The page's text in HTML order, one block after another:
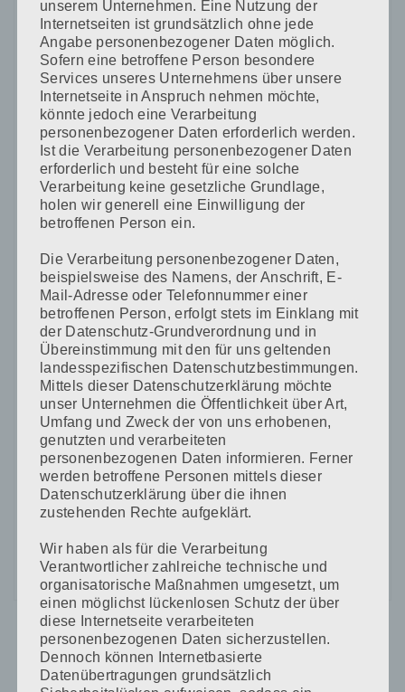
Name*
E-Mail-Adresse*
Website
Name, E-Mail-Adresse und Website in diesem Browser
für meinen nächsten Kommentar speichern.
CAPTCHA Code
unserem Unternehmen. Eine Nutzung der
Internetseiten ist grundsätzlich ohne jede
Angabe personenbezogener Daten möglich.
Sofern eine betroffene Person besondere
Services unseres Unternehmens über unsere
Internetseite in Anspruch nehmen möchte,
könnte jedoch eine Verarbeitung
personenbezogener Daten erforderlich werden.
Ist die Verarbeitung personenbezogener Daten
erforderlich und besteht für eine solche
Verarbeitung keine gesetzliche Grundlage,
holen wir generell eine Einwilligung der
betroffenen Person ein.
Die Verarbeitung personenbezogener Daten,
beispielsweise des Namens, der Anschrift, E-
Mail-Adresse oder Telefonnummer einer
betroffenen Person, erfolgt stets im Einklang mit
der Datenschutz-Grundverordnung und in
Übereinstimmung mit den für uns geltenden
landesspezifischen Datenschutzbestimmungen.
Mittels dieser Datenschutzerklärung möchte
unser Unternehmen die Öffentlichkeit über Art,
Umfang und Zweck der von uns erhobenen,
genutzten und verarbeiteten
personenbezogenen Daten informieren. Ferner
werden betroffene Personen mittels dieser
Datenschutzerklärung über die ihnen
zustehenden Rechte aufgeklärt.
Wir haben als für die Verarbeitung
Verantwortlicher zahlreiche technische und
organisatorische Maßnahmen umgesetzt, um
einen möglichst lückenlosen Schutz der über
diese Internetseite verarbeiteten
personenbezogenen Daten sicherzustellen.
Dennoch können Internetbasierte
Datenübertragungen grundsätzlich